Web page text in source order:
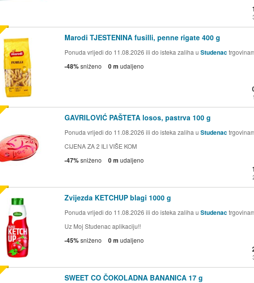
Marodi TJESTENINA fusilli, penne rigate 400 g
Ponuda vrijedi do 11.08.2026 ili do isteka zaliha u Studenac
-48%sniženo 0 m udaljeno
GAVRILOVIĆ PAŠTETA losos, pastrva 100 g
Ponuda vrijedi do 11.08.2026 ili do isteka zaliha u Studenac
CIJENA ZA 2 ILI VIŠE KOM
-47%sniženo 0 m udaljeno
Zvijezda KETCHUP blagi 1000 g
Ponuda vrijedi do 11.08.2026 ili do isteka zaliha u Studenac
Uz Moj Studenac aplikaciju!!
-45%sniženo 0 m udaljeno
SWEET CO ČOKOLADNA BANANICA 17 g